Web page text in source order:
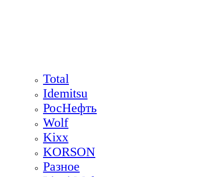
Total
Idemitsu
РосНефть
Wolf
Kixx
KORSON
Разное